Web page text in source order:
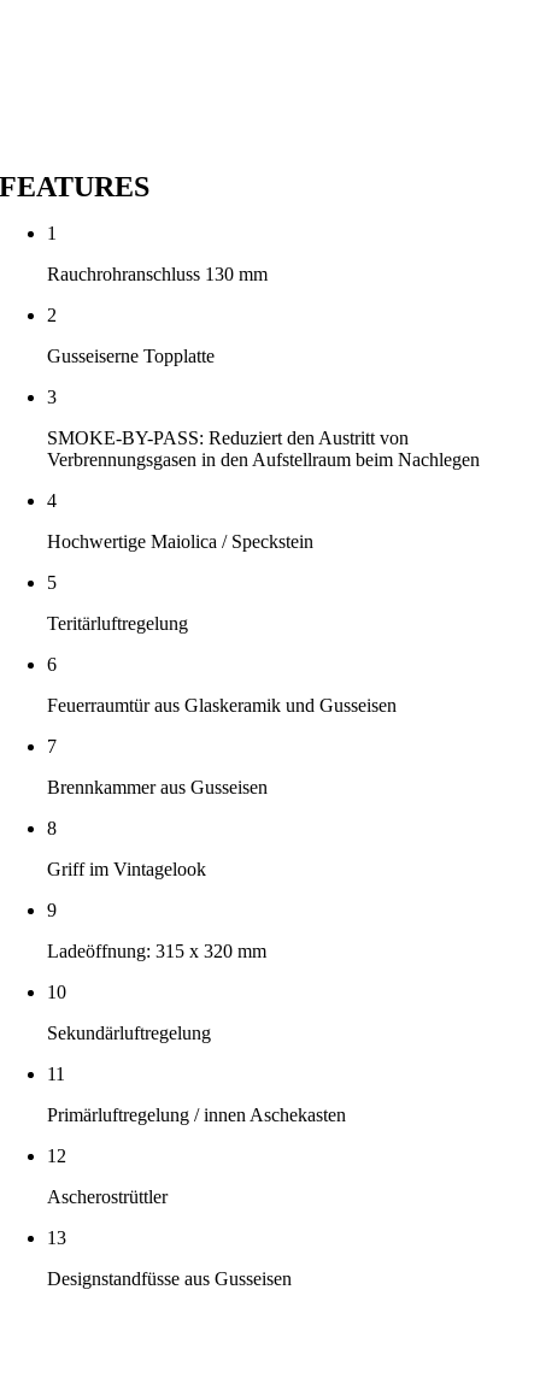
FEATURES
1
Rauchrohranschluss 130 mm
2
Gusseiserne Topplatte
3
SMOKE-BY-PASS: Reduziert den Austritt von
Verbrennungsgasen in den Aufstellraum beim Nachlegen
4
Hochwertige Maiolica / Speckstein
5
Teritärluftregelung
6
Feuerraumtür aus Glaskeramik und Gusseisen
7
Brennkammer aus Gusseisen
8
Griff im Vintagelook
9
Ladeöffnung: 315 x 320 mm
10
Sekundärluftregelung
11
Primärluftregelung / innen Aschekasten
12
Ascherostrüttler
13
Designstandfüsse aus Gusseisen